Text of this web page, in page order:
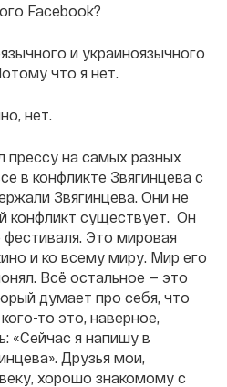
Facebook?
и украиноязычного
что я нет.
нет.
прессу на самых разных
в конфликте Звягинцева с
Звягинцева. Они не
конфликт существует. Он
Это мировая
и ко всему миру. Мир его
Всё остальное — это
думает про себя, что
то это, наверное,
«Сейчас я напишу в
Друзья мои,
хорошо знакомому с